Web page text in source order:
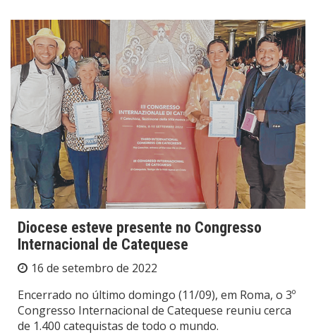
Diocese esteve presente no Congresso
Internacional de Catequese
16 de setembro de 2022
Encerrado no último domingo (11/09), em Roma, o 3º
Congresso Internacional de Catequese reuniu cerca
de 1.400 catequistas de todo o mundo.